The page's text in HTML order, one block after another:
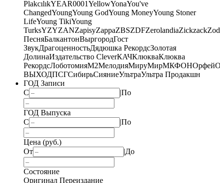
PlakcılıkYEAR0001YellowYonaYou've
ChangedYoungYoung GodYoung MoneyYoung Stoner
LifeYoung TikiYoung
TurksYZYZANZapisyZappaZBSZDFZerolandiaZickzack
ПесняБалкантонВыргородГост
ЗвукДрагоценностьДядюшка РекордсЗолотая
ДолинаИздательство CleverКАЧКлюкваКлюква
РекордсЛоботомияМ2МелодияМируМирМКФОНОрфей
ВЫХОДПСГСибирьСияниеУльтраУльтра Продакшн
ГОД Записи
С
|По
ГОД Выпуска
С
|По
Цена (руб.)
От
|До
Состояние
Оригинал Переиздание